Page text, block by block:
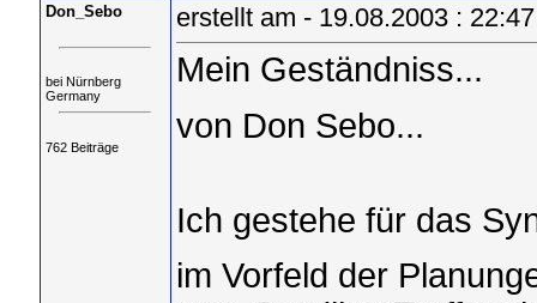
Don_Sebo
bei Nürnberg
Germany
762 Beiträge
erstellt am - 19.08.2003 :
Mein Geständniss...
von Don Sebo...
Ich gestehe für das
im Vorfeld der